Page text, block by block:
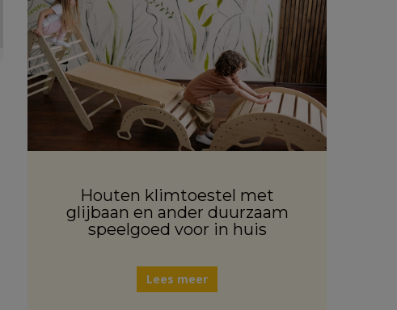
Houten klimtoestel met
glijbaan en ander duurzaam
speelgoed voor in huis
Lees meer